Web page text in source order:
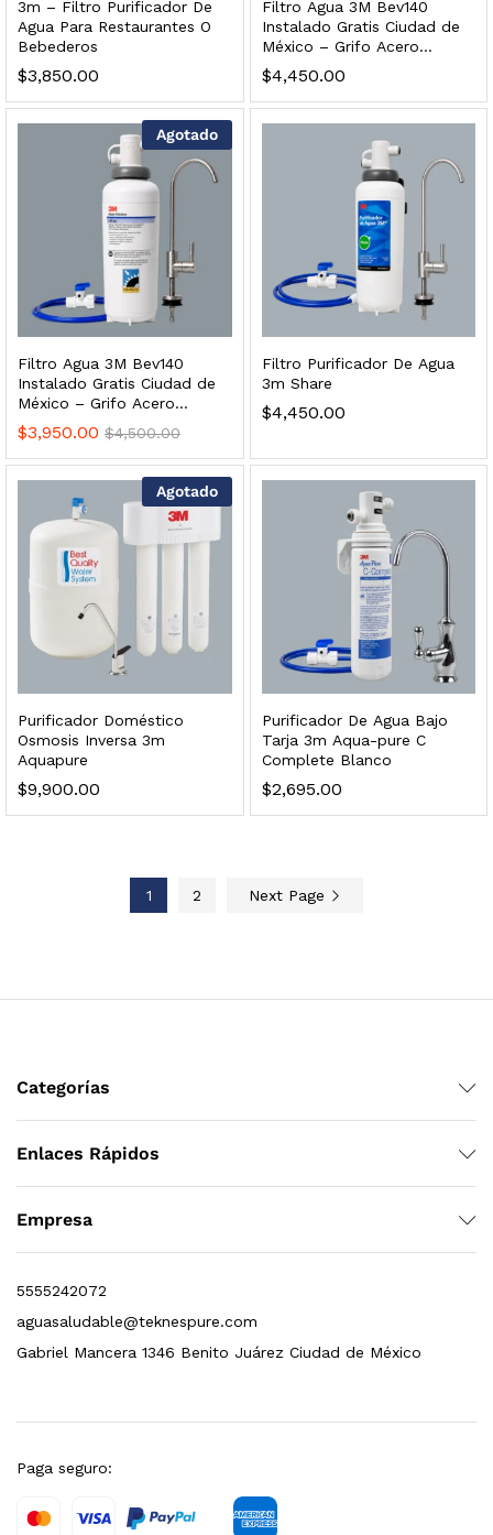
3m – Filtro Purificador De
Agua Para Restaurantes O
Bebederos
$3,850.00
Filtro Agua 3M Bev140
Instalado Gratis Ciudad de
México – Grifo Acero
Inoxidable
$4,450.00
Agotado
Filtro Agua 3M Bev140
Instalado Gratis Ciudad de
México – Grifo Acero
Inoxidable Negro
$3,950.00 $4,500.00
Filtro Purificador De Agua
3m Share
$4,450.00
Agotado
Purificador Doméstico
Osmosis Inversa 3m
Aquapure
$9,900.00
Purificador De Agua Bajo
Tarja 3m Aqua-pure C
Complete Blanco
$2,695.00
1 2 Next Page
Categorías
Enlaces Rápidos
Empresa
5555242072
aguasaludable@teknespure.com
Gabriel Mancera 1346 Benito Juárez Ciudad de México
Paga seguro:
Cafetera (Cartucho de Repuesto)
2,899.00
al carrito
de Agua | Repuesto (con Polifosfatos)
3,699.00
al carrito
Leer más